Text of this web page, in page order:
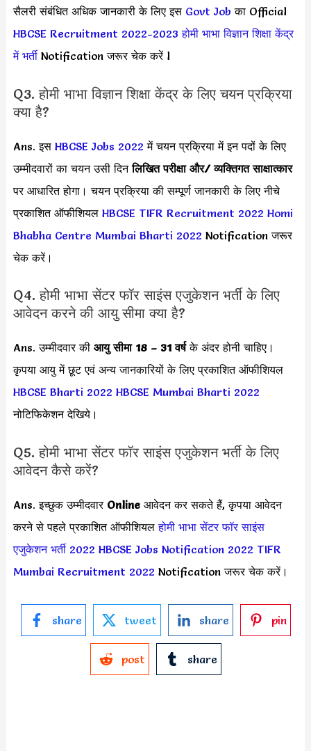
सैलरी संबंधित अधिक जानकारी के लिए इस Govt Job का Official
HBCSE Recruitment 2022-2023 होमी भाभा विज्ञान शिक्षा केंद्र
में भर्तीNotification जरूर चेक करें l
Q3. होमी भाभा विज्ञान शिक्षा केंद्र के लिए चयन प्रक्रिया
क्या है?
Ans. इस HBCSE Jobs 2022 में चयन प्रक्रिया में इन पदों के लिए
उम्मीदवारों का चयन उसी दिनलिखित परीक्षा और/ व्यक्तिगत साक्षात्कार
पर आधारित होगा। चयन प्रक्रिया की सम्पूर्ण जानकारी के लिए नीचे
प्रकाशित ऑफीशियल HBCSE TIFR Recruitment 2022 Homi
Bhabha Centre Mumbai Bharti 2022 Notification जरूर
चेक करें।
Q4. होमी भाभा सेंटर फॉर साइंस एजुकेशन भर्ती के लिए
आवेदन करने की आयु सीमा क्या है?
Ans. उम्मीदवार की आयु सीमा 18 – 31 वर्षके अंदर होनी चाहिए।
कृपया आयु में छूट एवं अन्य जानकारियों के लिए प्रकाशित ऑफीशियल
HBCSE Bharti 2022 HBCSE Mumbai Bharti 2022
नोटिफिकेशन देखिये।
Q5. होमी भाभा सेंटर फॉर साइंस एजुकेशन भर्ती के लिए
आवेदन कैसे करें?
Ans. इच्छुक उम्मीदवार Online आवेदन कर सकते हैं, कृपया आवेदन
करने से पहले प्रकाशित ऑफीशियलहोमी भाभा सेंटर फॉर साइंस
एजुकेशन भर्ती 2022 HBCSE Jobs Notification 2022 TIFR
Mumbai Recruitment 2022 Notification जरूर चेक करें।
share tweet share pin
post share